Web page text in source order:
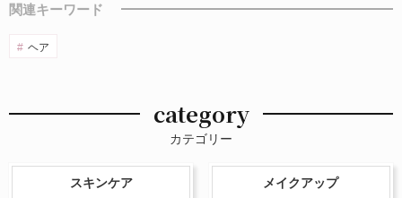
関連キーワード
ヘア
category
カテゴリー
スキンケア メイクアップ